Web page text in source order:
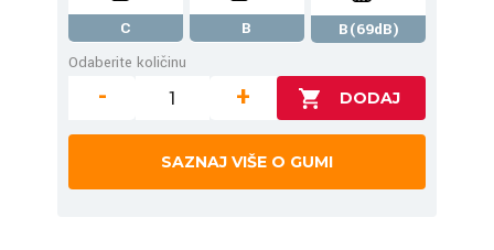
C B
B(69dB)
Odaberite količinu
- +
SAZNAJ VIŠE O GUMI